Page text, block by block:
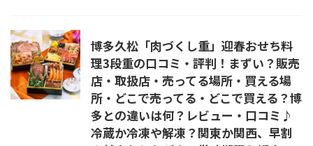
博多久松「肉づくし重」迎春おせち料
理3段重の口コミ・評判！まずい？販売
店・取扱店・売ってる場所・買える場
所・どこで売ってる・どこで買える？博
多との違いは何？レビュー・口コミ♪
冷蔵か冷凍や解凍？関東か関西、早割